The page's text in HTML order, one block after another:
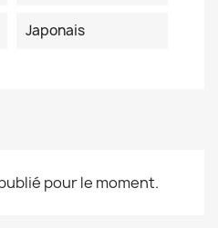
Japonais
pour le moment.